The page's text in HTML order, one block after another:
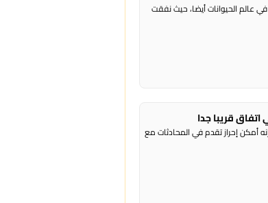
عالم الحيوانات أيضا، حيث نفقت
قريبا جدا
أمكن إحراز تقدم في المحادثات مع